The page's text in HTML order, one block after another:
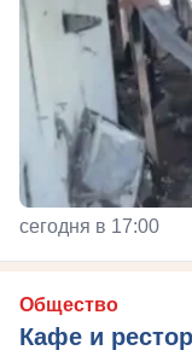
сегодня в 17:00
Общество
Кафе и